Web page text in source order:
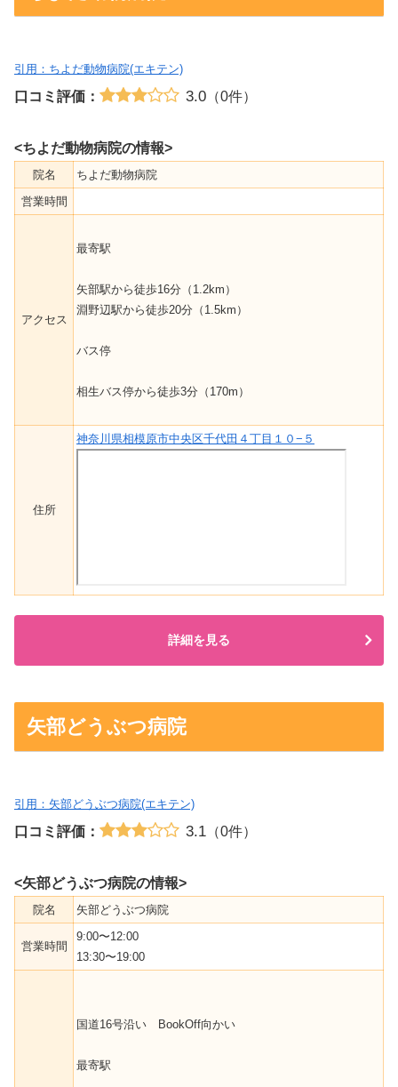
引用：ちよだ動物病院(エキテン)
口コミ評価： 3.0（0件）
<ちよだ動物病院の情報>
院名
ちよだ動物病院
営業時間
アクセス
最寄駅
矢部駅から徒歩16分（1.2km）
淵野辺駅から徒歩20分（1.5km）
バス停
相生バス停から徒歩3分（170m）
住所
神奈川県相模原市中央区千代田４丁目１０−５
詳細を見る
矢部どうぶつ病院
引用：矢部どうぶつ病院(エキテン)
口コミ評価： 3.1（0件）
<矢部どうぶつ病院の情報>
院名 矢部どうぶつ病院
営業時間
9:00〜12:00
13:30〜19:00
国道16号沿い BookOff向かい
最寄駅